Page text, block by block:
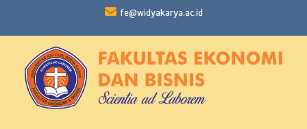
fe@widyakarya.ac.id